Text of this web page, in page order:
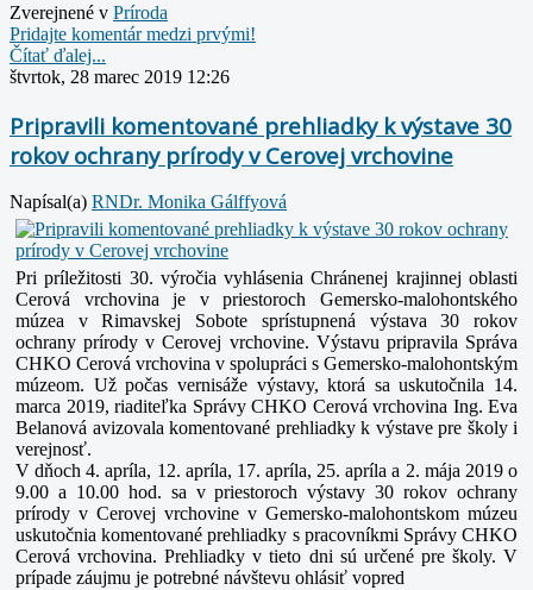
Zverejnené v Prí­roda
Pridajte komentár medzi prvými!
Čítať ďalej...
štvrtok, 28 marec 2019 12:26
Pripravili komentované prehliadky k výstave 30
rokov ochrany prírody v Cerovej vrchovine
Napísal(a) RNDr. Monika Gálffyová
Pri príležitosti 30. výročia vyhlásenia Chránenej krajinnej oblasti
Cerová vrchovina je v priestoroch Gemersko-malohontského
múzea v Rimavskej Sobote sprístupnená výstava 30 rokov
ochrany prírody v Cerovej vrchovine. Výstavu pripravila Správa
CHKO Cerová vrchovina v spolupráci s Gemersko-malohontským
múzeom. Už počas vernisáže výstavy, ktorá sa uskutočnila 14.
marca 2019, riaditeľka Správy CHKO Cerová vrchovina Ing. Eva
Belanová avizovala komentované prehliadky k výstave pre školy i
verejnosť.
V dňoch 4. apríla, 12. apríla, 17. apríla, 25. apríla a 2. mája 2019 o
9.00 a 10.00 hod. sa v priestoroch výstavy 30 rokov ochrany
prírody v Cerovej vrchovine v Gemersko-malohontskom múzeu
uskutočnia komentované prehliadky s pracovníkmi Správy CHKO
Cerová vrchovina. Prehliadky v tieto dni sú určené pre školy. V
prípade záujmu je potrebné návštevu ohlásiť vopred